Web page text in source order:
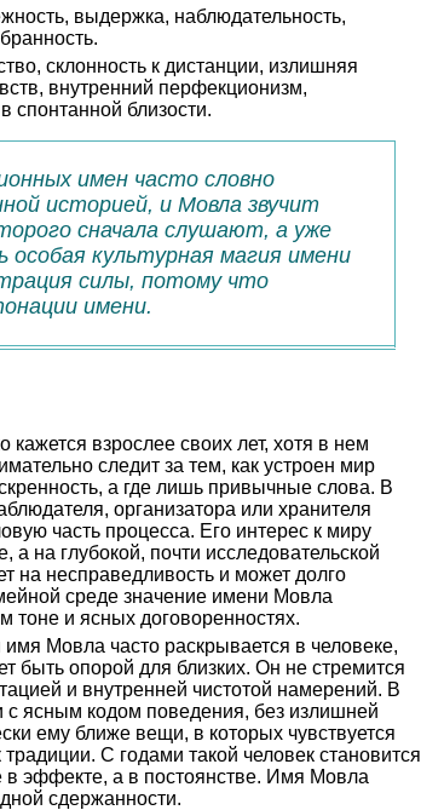
выдержка, наблюдательность,
склонность к дистанции, излишняя
внутренний перфекционизм,
спонтанной близости.
имен часто словно
историей, и Мовла звучит
сначала слушают, а уже
культурная магия имени
силы, потому что
имени.
взрослее своих лет, хотя в нем
следит за тем, как устроен мир
а где лишь привычные слова. В
организатора или хранителя
часть процесса. Его интерес к миру
на глубокой, почти исследовательской
на несправедливость и может долго
среде значение имени Мовла
тоне и ясных договоренностях.
Мовла часто раскрывается в человеке,
быть опорой для близких. Он не стремится
и внутренней чистотой намерений. В
с ясным кодом поведения, без излишней
ему ближе вещи, в которых чувствуется
С годами такой человек становится
в эффекте, а в постоянстве. Имя Мовла
сдержанности.